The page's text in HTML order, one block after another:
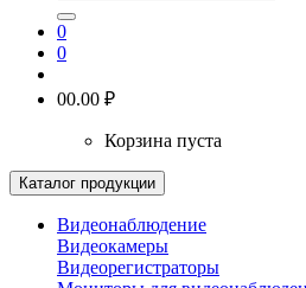
0
0
00.00 ₽
Корзина пуста
Каталог продукции
Видеонаблюдение
Видеокамеры
Видеорегистраторы